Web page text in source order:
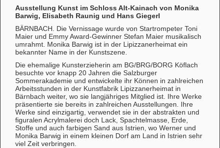
Ausstellung Kunst im Schloss Alt-Kainach von Monika
Barwig, Elisabeth Raunig und Hans Giegerl
BÄRNBACH. Die Vernissage wurde von Startrompeter Toni
Maier und Emmy Award-Gewinner Stefan Maier musikalisch
umrahmt. Monika Barwig ist in der Lipizzanerheimat ein
bekannter Name in der Kunstszene.
Die ehemalige Kunsterzieherin am BG/BRG/BORG Köflach
besuchte vor knapp 20 Jahren die Salzburger
Sommerakademie und entwickelte ihr Können in zahlreichen
Arbeitsstunden in der Kunstfabrik Lipizzanerheimat in
Bärnbach weiter, wo sie langjähriges Mitglied ist. Ihre Werke
präsentierte sie bereits in zahlreichen Ausstellungen. Ihre
Werke sind einzigartig, verwendet sie in der abstrakten und
figuralen Acrylmalerei doch Lack, Spachtelmasse, Erde,
Stoffe und auch farbigen Sand aus Istrien, wo Werner und
Monika Barwig in einem kleinen Dorf am Land in Istrien sehr
viel Zeit verbringen.